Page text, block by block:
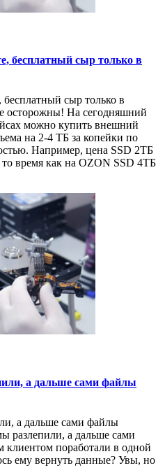
бесплатный сыр только в
сыр только в
осторожны! На сегодняшний
можно купить внешний
на 2-4 ТБ за копейки по
Например, цена SSD 2ТБ
время как на OZON SSD 4ТБ
а дальше сами файлы
а дальше сами файлы
разлепили, а дальше сами
клиентом поработали в одной
ему вернуть данные? Увы, но